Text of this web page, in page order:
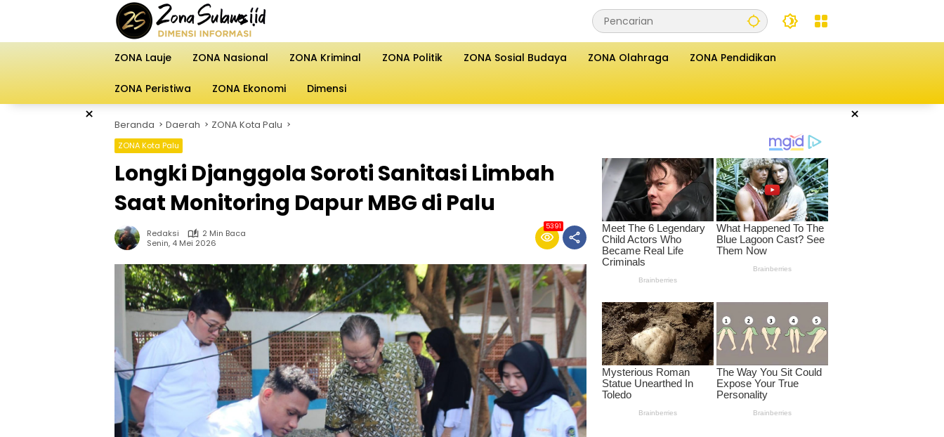
ZONA Lauje
ZONA Nasional ZONA Kriminal ZONA Politik ZONA Sosial Budaya ZONA Olahraga ZONA Pendidikan
ZONA Peristiwa ZONA Ekonomi Dimensi
× ×
Beranda Daerah ZONA Kota Palu
ZONA Kota Palu
Longki Djanggola Soroti Sanitasi Limbah
Saat Monitoring Dapur MBG di Palu
Redaksi
2 Min Baca
Senin, 4 Mei 2026
5391